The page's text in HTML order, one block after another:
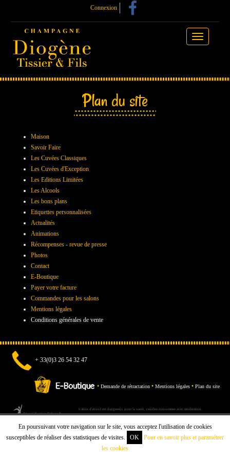
En poursuivant votre navigation sur le site, vous acceptez l'utilisation de cookies
susceptibles de réaliser des statistiques de visites.
OK
Pour en savoir plus et paramétrer
les cookies
Connexion
Toggle
Plan du site
Maison
Savoir Faire
Les Cuvées Classiques
Les Cuvées d'Exception
Les Editions Limitées
Les Alcools
Les bons plans
Etiquettes personnalisées
Actualités
Animations
Récompenses - revue de presse
Photos
Contact
E-Boutique
Payer votre facture
Commandes pour les salons
Mentions légales
Conditions générales de vente
+ 33(0)3 26 54 32 47
• Demande de rétractation • Mentions légales • Plan du site
Une réalisation Celuga.fr
L'abus d'alcool est dangereux pour la santé, veuillez consommer avec modération.